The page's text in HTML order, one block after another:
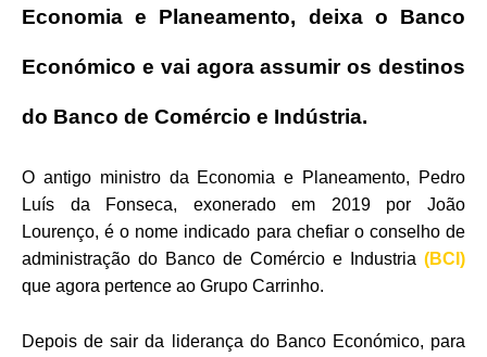
Economia e Planeamento, deixa o Banco
Económico e vai agora assumir os destinos
do Banco de Comércio e Indústria.
O antigo ministro da Economia e Planeamento, Pedro
Luís da Fonseca, exonerado em 2019 por João
Lourenço, é o nome indicado para chefiar o conselho de
administração do Banco de Comércio e Industria (BCI)
que agora pertence ao Grupo Carrinho.
Depois de sair da liderança do Banco Económico, para